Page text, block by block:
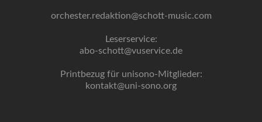
orchester.redaktion@schott-music.com
Leserservice:
abo-schott@vuservice.de
Printbezug für unisono-Mitglieder:
kontakt@uni-sono.org